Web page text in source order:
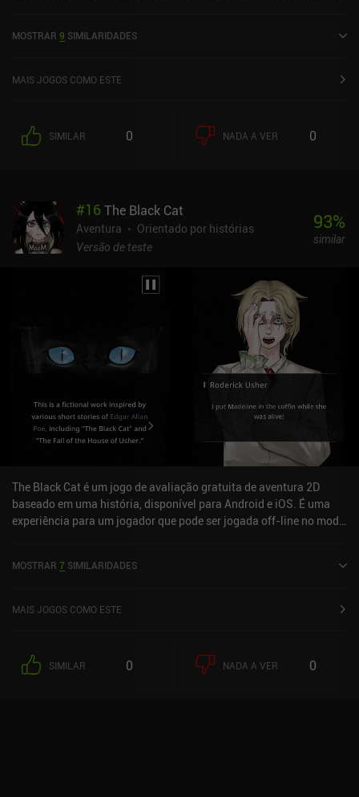
do iOS.
MOSTRAR 9 SIMILARIDADES
MAIS JOGOS COMO ESTE
SIMILAR 0 NADA A VER 0
#16The Black Cat
Aventura
Orientado por histórias
Versão de teste
93%
similar
The Black Cat é um jogo de avaliação gratuita de aventura 2D
baseado em uma história, disponível para Android e iOS. É uma
experiência para um jogador que pode ser jogada off-line no modo
iOS App Store.
MOSTRAR 7 SIMILARIDADES
MAIS JOGOS COMO ESTE
SIMILAR 0 NADA A VER 0